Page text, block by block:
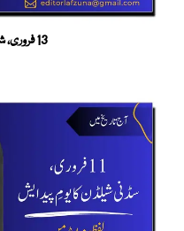
13 فروری، شہریار کا یومِ انتقال